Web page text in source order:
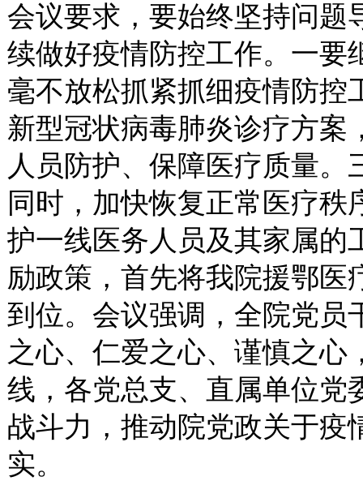
会议要求，要始终坚持问题
续做好疫情防控工作。一要
毫不放松抓紧抓细疫情防控
新型冠状病毒肺炎诊疗方案
人员防护、保障医疗质量
同时，加快恢复正常医疗
护一线医务人员及其家属的
励政策，首先将我院援鄂医
到位。会议强调，全院党员
之心、仁爱之心、谨慎之心
线，各党总支、直属单位党
战斗力，推动院党政关于疫
实。